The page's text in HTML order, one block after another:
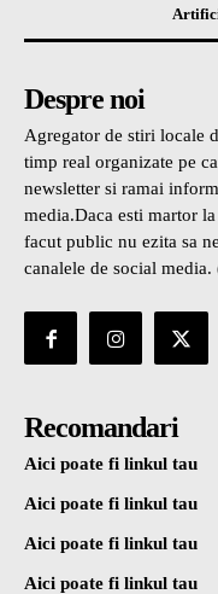
Despre noi
Agregator de stiri locale
timp real organizate pe
newsletter si ramai
media.Daca esti martor
facut public nu ezita sa
canalele de social
Recomandari
Aici poate fi linkul tau
Aici poate fi linkul tau
Aici poate fi linkul tau
Aici poate fi linkul tau